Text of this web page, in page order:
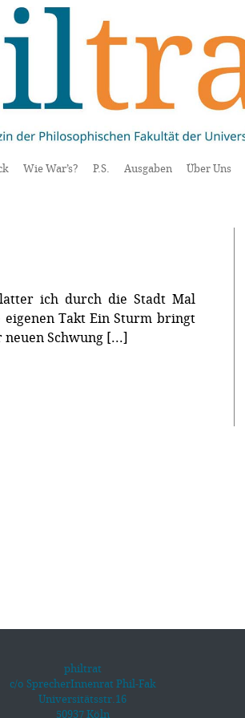
Wie War’s? P.S. Ausgaben Über Uns
ich durch die Stadt Mal
Takt Ein Sturm bringt
Schwung [...]
philtrat
c/o SprecherInnenrat Phil-Fak
Universitätsstr.16
50937 Köln